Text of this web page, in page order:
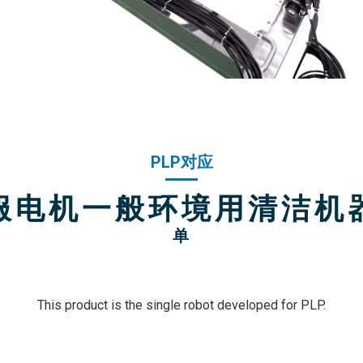
PLP对应
电机一般环境用清洁机
单
This product is the single robot developed for PLP.